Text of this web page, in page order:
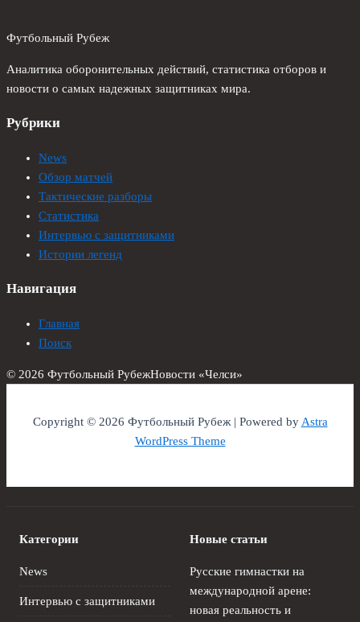
Футбольный Рубеж
Аналитика оборонительных действий, статистика отборов и
новости о самых надежных защитниках мира.
Рубрики
News
Обзор матчей
Тактические разборы
Статистика
Интервью с защитниками
Истории легенд
Навигация
Главная
Поиск
© 2026 Футбольный РубежНовости «Челси»
Copyright © 2026 Футбольный Рубеж | Powered byAstra
WordPress Theme
Категории
News
Интервью с защитниками
Новые статьи
Русские гимнастки на
международной арене:
новая реальность и